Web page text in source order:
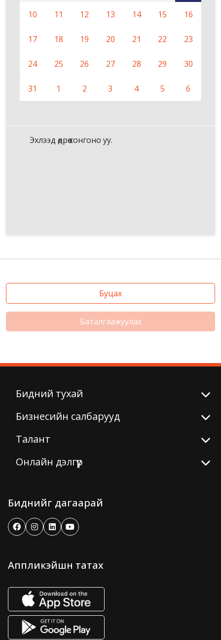
10 11 12 13 14 15 16
17 18 19 20 21 22 23
24 25 26 27 28 29 30
31 1 2 3 4 5 6
Эхлээд өдрөө сонгоно уу.
Буцах
Баталгаажуулах
Бидний тухай
Бизнесийн салбарууд
Талант
Онлайн дэлгүүр
Биднийг дагаарай
Аппликэйшн татах